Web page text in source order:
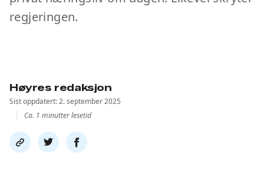
regjeringen.
Høyres redaksjon
Sist oppdatert: 2. september 2025
Ca. 1 minutter lesetid
Del
link
Del
på
Del
på